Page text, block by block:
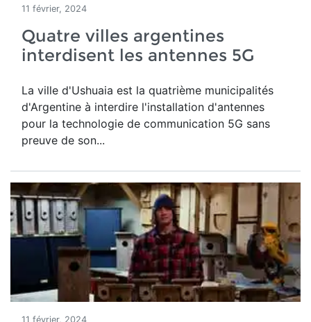
11 février, 2024
Quatre villes argentines
interdisent les antennes 5G
La ville d'Ushuaia est la quatrième municipalités
d'Argentine à interdire l'installation d'antennes
pour la technologie de communication 5G sans
preuve de son...
11 février, 2024